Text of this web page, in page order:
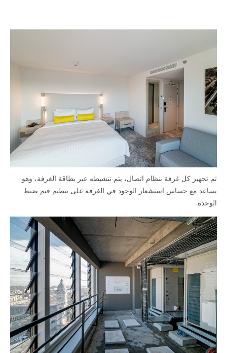
كل غرفة بنظام اتصال، يتم تنشيطه عبر بطاقة الغرفة، وهو
مع حساس استشعار الوجود في الغرفة على تنظيم قيم ضبط